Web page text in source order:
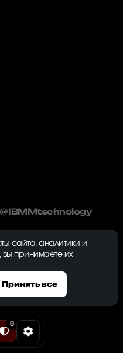
0
г. Одинцово, ул.
сайта, аналитики и
вы принимаете их
Принять все